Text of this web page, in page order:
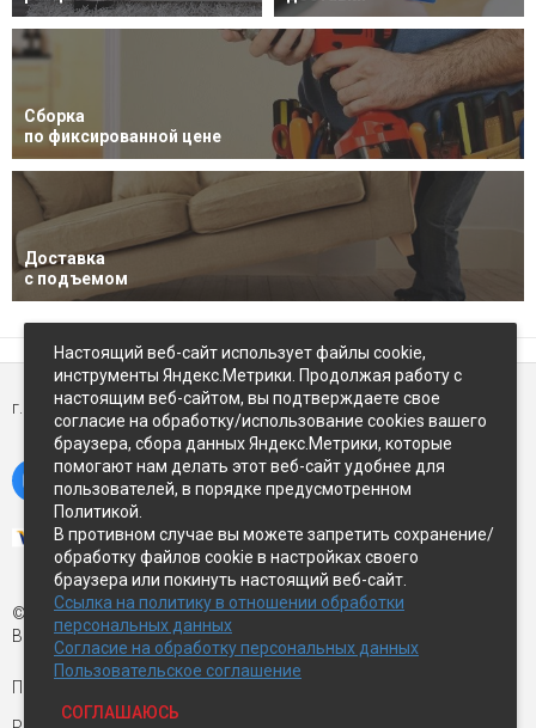
Сборка
по фиксированной цене
Доставка
с подъемом
г. Петропавловск-Камчатский,ул Восточное-шоссе, д.5
© Экспострой, 2026 г.
Все права защищены
Письмо директору:
Настоящий веб-сайт использует файлы cookie,
инструменты Яндекс.Метрики. Продолжая работу с
настоящим веб-сайтом, вы подтверждаете свое
согласие на обработку/использование cookies вашего
браузера, сбора данных Яндекс.Метрики, которые
помогают нам делать этот веб-сайт удобнее для
пользователей, в порядке предусмотренном
Политикой.
В противном случае вы можете запретить сохранение/
обработку файлов cookie в настройках своего
браузера или покинуть настоящий веб-сайт.
Ссылка на политику в отношении обработки
персональных данных
Согласие на обработку персональных данных
Пользовательское соглашение
СОГЛАШАЮСЬ